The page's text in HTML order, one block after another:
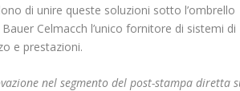
di unire queste soluzioni sotto l’ombrello
Celmacch l’unico fornitore di sistemi di
e prestazioni.
nel segmento del post-stampa diretta